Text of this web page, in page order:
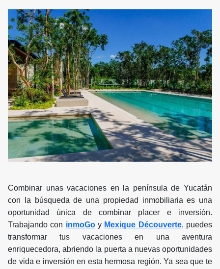
Combinar unas vacaciones en la península de Yucatán
con la búsqueda de una propiedad inmobiliaria es una
oportunidad única de combinar placer e inversión.
Trabajando con inmoGoy Mexique Découverte, puedes
transformar tus vacaciones en una aventura
enriquecedora, abriendo la puerta a nuevas oportunidades
de vida e inversión en esta hermosa región. Ya sea que te